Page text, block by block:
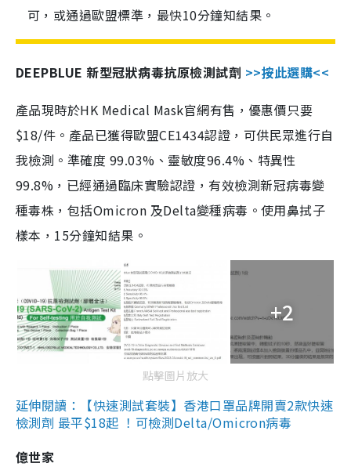
可，或通過歐盟標準，最快10分鐘知結果。
DEEPBLUE 新型冠狀病毒抗原檢測試劑 >>按此選購<<
產品現時於HK Medical Mask官網有售，優惠價只要
$18/件。產品已獲得歐盟CE1434認證，可供民眾進行自
我檢測。準確度 99.03%、靈敏度96.4%、特異性
99.8%，已經通過臨床實驗認證，有效檢測新冠病毒變
種毒株，包括Omicron 及Delta變種病毒。使用鼻拭子
樣本，15分鐘知結果。
+2
點擊圖片放大
延伸閱讀：【快速測試套裝】香港口罩品牌開賣2款快速
檢測劑 最平$18起 ！可檢測Delta/Omicron病毒
億世家